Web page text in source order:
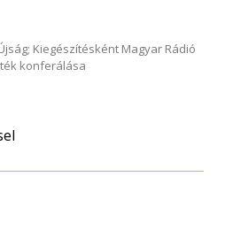
Kiegészítésként Magyar Rádió
konferálása